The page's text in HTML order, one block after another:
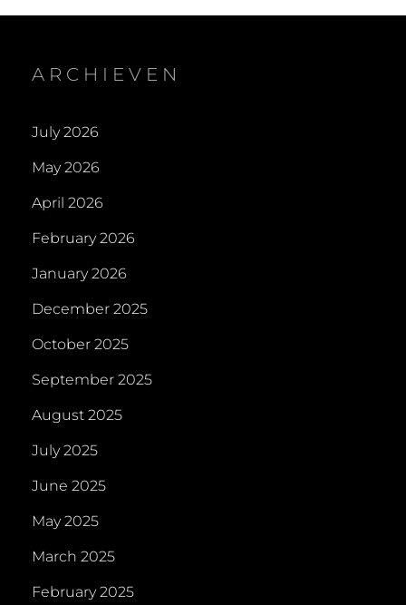
ARCHIEVEN
July 2026
May 2026
April 2026
February 2026
January 2026
December 2025
October 2025
September 2025
August 2025
July 2025
June 2025
May 2025
March 2025
February 2025